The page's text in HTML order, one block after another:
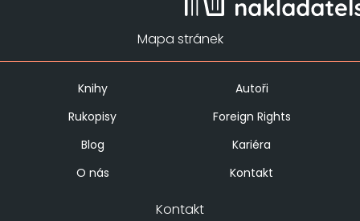
Mapa stránek
Knihy
Autoři
Rukopisy
Foreign Rights
Blog
Kariéra
O nás
Kontakt
Kontakt